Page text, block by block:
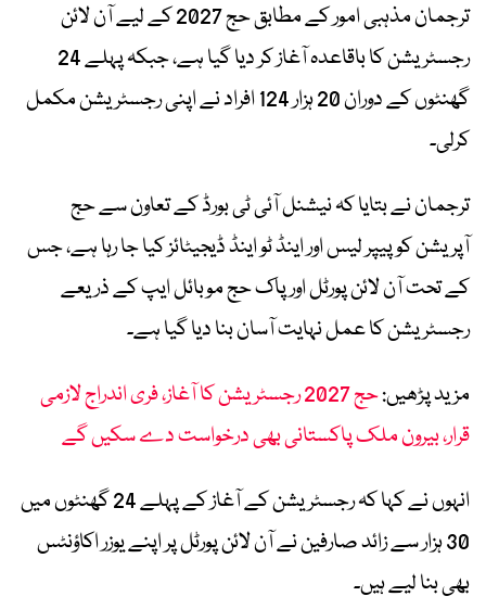
ترجمان مذہبی امور کے مطابق حج 2027 کے لیے آن لائن
رجسٹریشن کا باقاعدہ آغاز کر دیا گیا ہے، جبکہ پہلے 24
گھنٹوں کے دوران 20 ہزار 124 افراد نے اپنی رجسٹریشن مکمل
کرلی۔
ترجمان نے بتایا کہ نیشنل آئی ٹی بورڈ کے تعاون سے حج
آپریشن کو پیپر لیس اور اینڈ ٹو اینڈ ڈیجیٹائز کیا جا رہا ہے، جس
کے تحت آن لائن پورٹل اور پاک حج موبائل ایپ کے ذریعے
رجسٹریشن کا عمل نہایت آسان بنا دیا گیا ہے۔
مزید پڑھیں:
حج 2027 رجسٹریشن کا آغاز، فری اندراج لازمی
قرار، بیرون ملک پاکستانی بھی درخواست دے سکیں گے
انہوں نے کہا کہ رجسٹریشن کے آغاز کے پہلے 24 گھنٹوں میں
30 ہزار سے زائد صارفین نے آن لائن پورٹل پر اپنے یوزر اکاؤنٹس
بھی بنا لیے ہیں۔